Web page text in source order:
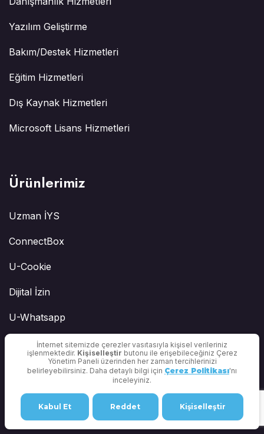
Yazılım Geliştirme
Bakım/Destek Hizmetleri
Eğitim Hizmetleri
Dış Kaynak Hizmetleri
Microsoft Lisans Hizmetleri
Ürünlerimiz
Uzman İYS
ConnectBox
U-Cookie
Dijital İzin
U-Whatsapp
U-WebChat
Uzman Anket
Zero Based Budgeting (ZBB) Portal
İnternet sitemizde çerezler vasıtasıyla kişisel verileriniz
işlenmektedir. Kişiselleştir butonu ile erişebileceğiniz Çerez
Yönetim Paneli üzerinden her zaman tercihlerinizi
belirleyebilirsiniz. Daha detaylı bilgi için Çerez Politikası'nı
inceleyiniz.
Kabul Et Reddet Kişiselleştir